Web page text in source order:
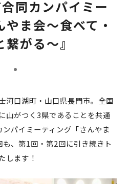
合同カンパイミー
ま会～食べて・
がる～』
河口湖町・山口県長門市。全国
山がつく3県であることを共通
パイミーティング「さんやま
、第1回・第2回に引き続きト
します！